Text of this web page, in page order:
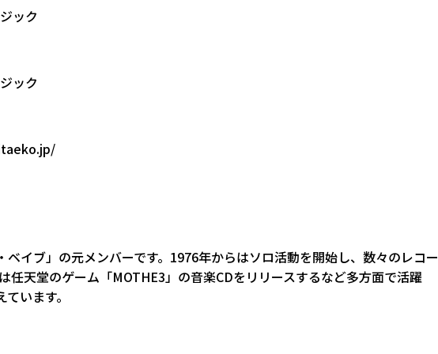
ック
ック
イブ」の元メンバーです。1976年からはソロ活動を開始し、数々のレコー
任天堂のゲーム「MOTHE3」の音楽CDをリリースするなど多方面で活躍
います。